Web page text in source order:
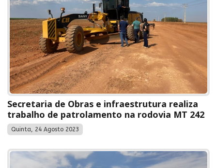
Secretaria de Obras e infraestrutura realiza
trabalho de patrolamento na rodovia MT 242
Quinta, 24 Agosto 2023